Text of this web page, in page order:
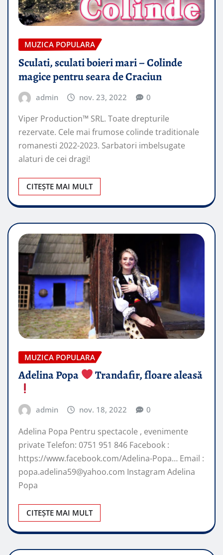
MUZICA POPULARA
Sculati, sculati boieri mari – Colinde
magice pentru seara de Craciun
admin nov. 23, 2022 0
Viper Production™ SRL. Toate drepturile
rezervate. Cele mai frumose colinde traditionale
romanesti 2022-2023. Sarbatori imbelsugate
alaturi de cei dragi!
CITEȘTE MAI MULT
MUZICA POPULARA
Adelina Popa Trandafir, floare aleasă
admin nov. 18, 2022 0
Adelina Popa Pentru spectacole , evenimente
private Telefon: 0751 951 846 Facebook :
https://www.facebook.com/Adelina-Popa… Email :
popa.adelina59@yahoo.com Instagram Adelina
Popa
CITEȘTE MAI MULT